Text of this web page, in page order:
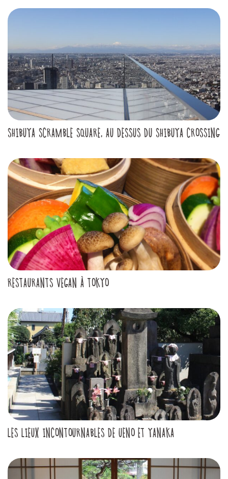
SHIBUYA SCRAMBLE SQUARE, AU DESSUS DU SHIBUYA CROSSING
RESTAURANTS VEGAN À TOKYO
LES LIEUX INCONTOURNABLES DE UENO ET YANAKA